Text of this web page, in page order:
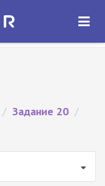
ОТКРЫТЬ
/ Задание 20 /